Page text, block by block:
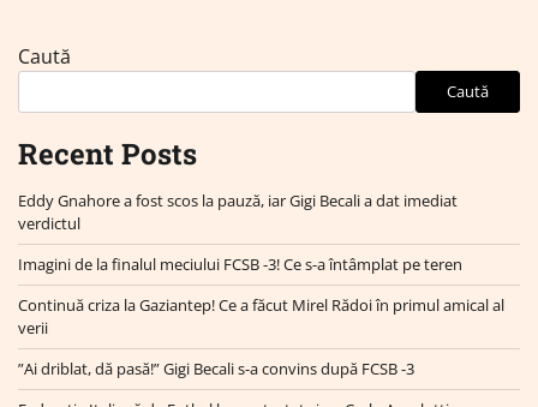
Caută
Caută
Recent Posts
Eddy Gnahore a fost scos la pauză, iar Gigi Becali a dat imediat
verdictul
Imagini de la finalul meciului FCSB -3! Ce s-a întâmplat pe teren
Continuă criza la Gaziantep! Ce a făcut Mirel Rădoi în primul amical al
verii
”Ai driblat, dă pasă!” Gigi Becali s-a convins după FCSB -3